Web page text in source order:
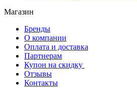
Магазин
Бренды
О компании
Оплата и доставка
Партнерам
Купон на скидку
Отзывы
Контакты